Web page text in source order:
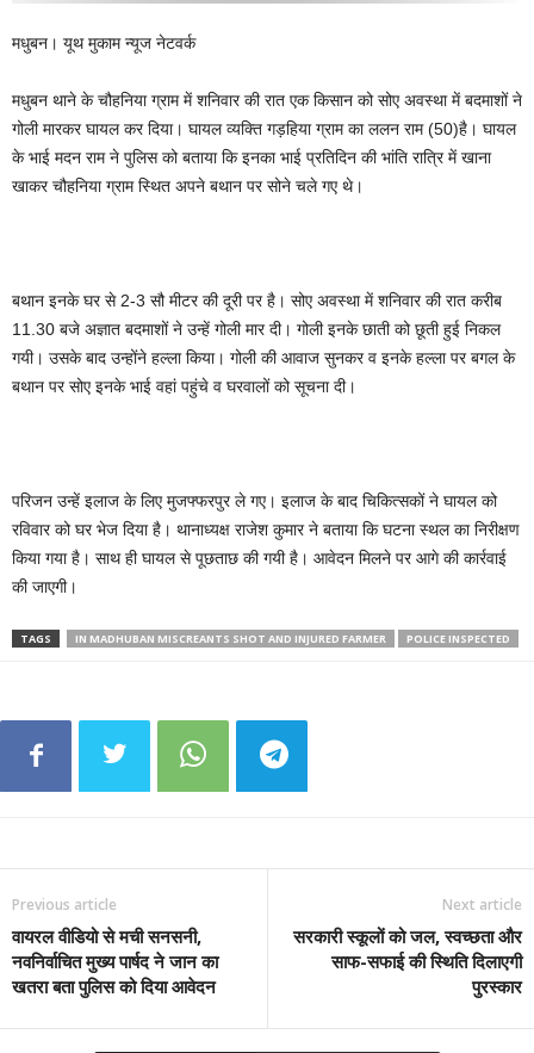
मधुबन। यूथ मुकाम न्यूज नेटवर्क
मधुबन थाने के चौहनिया ग्राम में शनिवार की रात एक किसान को सोए अवस्था में बदमाशों ने
गोली मारकर घायल कर दिया। घायल व्यक्ति गड़हिया ग्राम का ललन राम (50)है। घायल
के भाई मदन राम ने पुलिस को बताया कि इनका भाई प्रतिदिन की भांति रात्रि में खाना
खाकर चौहनिया ग्राम स्थित अपने बथान पर सोने चले गए थे।
बथान इनके घर से 2-3 सौ मीटर की दूरी पर है। सोए अवस्था में शनिवार की रात करीब
11.30 बजे अज्ञात बदमाशों ने उन्हें गोली मार दी। गोली इनके छाती को छूती हुई निकल
गयी। उसके बाद उन्होंने हल्ला किया। गोली की आवाज सुनकर व इनके हल्ला पर बगल के
बथान पर सोए इनके भाई वहां पहुंचे व घरवालों को सूचना दी।
परिजन उन्हें इलाज के लिए मुजफ्फरपुर ले गए। इलाज के बाद चिकित्सकों ने घायल को
रविवार को घर भेज दिया है। थानाध्यक्ष राजेश कुमार ने बताया कि घटना स्थल का निरीक्षण
किया गया है। साथ ही घायल से पूछताछ की गयी है। आवेदन मिलने पर आगे की कार्रवाई
की जाएगी।
TAGS IN MADHUBAN MISCREANTS SHOT AND INJURED FARMER POLICE INSPECTED
Previous article
वायरल वीडियो से मची सनसनी,
नवनिर्वाचित मुख्य पार्षद ने जान का
खतरा बता पुलिस को दिया आवेदन
Next article
सरकारी स्कूलों को जल, स्वच्छता और
साफ-सफाई की स्थिति दिलाएगी
पुरस्कार